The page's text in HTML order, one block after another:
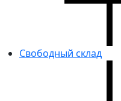
Свободный склад